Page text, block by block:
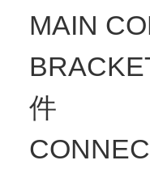
MAIN
件